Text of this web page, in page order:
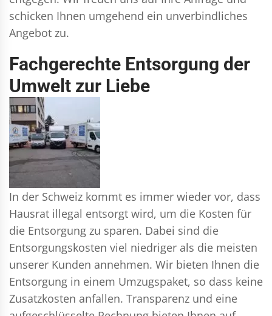
schicken Ihnen umgehend ein unverbindliches
Angebot zu.
Fachgerechte Entsorgung der
Umwelt zur Liebe
In der Schweiz kommt es immer wieder vor, dass
Hausrat illegal entsorgt wird, um die Kosten für
die Entsorgung zu sparen. Dabei sind die
Entsorgungskosten viel niedriger als die meisten
unserer Kunden annehmen. Wir bieten Ihnen die
Entsorgung in einem Umzugspaket, so dass keine
Zusatzkosten anfallen. Transparenz und eine